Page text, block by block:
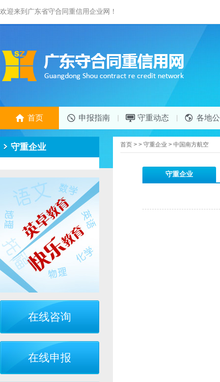
欢迎来到广东省守合同重信用企业网！
首页 申报指南 守重动态 各地
守重企业
在线咨询
在线申报
首页 > > 守重企业 > 中国南方航空
守重企业